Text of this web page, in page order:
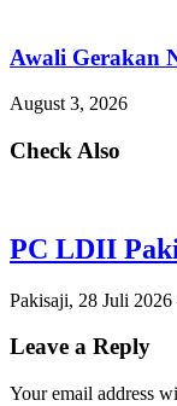
Awali Gerakan
August 3, 2026
Check Also
PC LDII
Pakisaji, 28 Juli
Leave a Reply
Your email address